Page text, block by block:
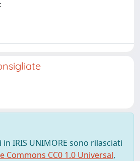
IRIS UNIMORE sono rilasciati
Commons CC0 1.0 Universal,